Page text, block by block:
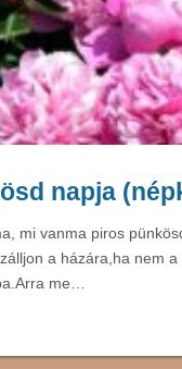
napja
mi vanma piros
a házára,ha nem
me…